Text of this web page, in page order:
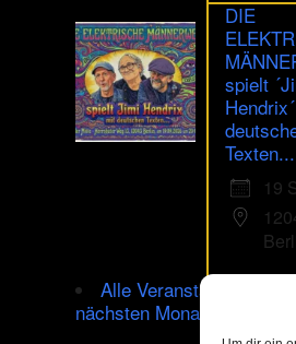
DIE
spielt
Texten...
19
Alle Veranstaltungen im
nächsten Monat